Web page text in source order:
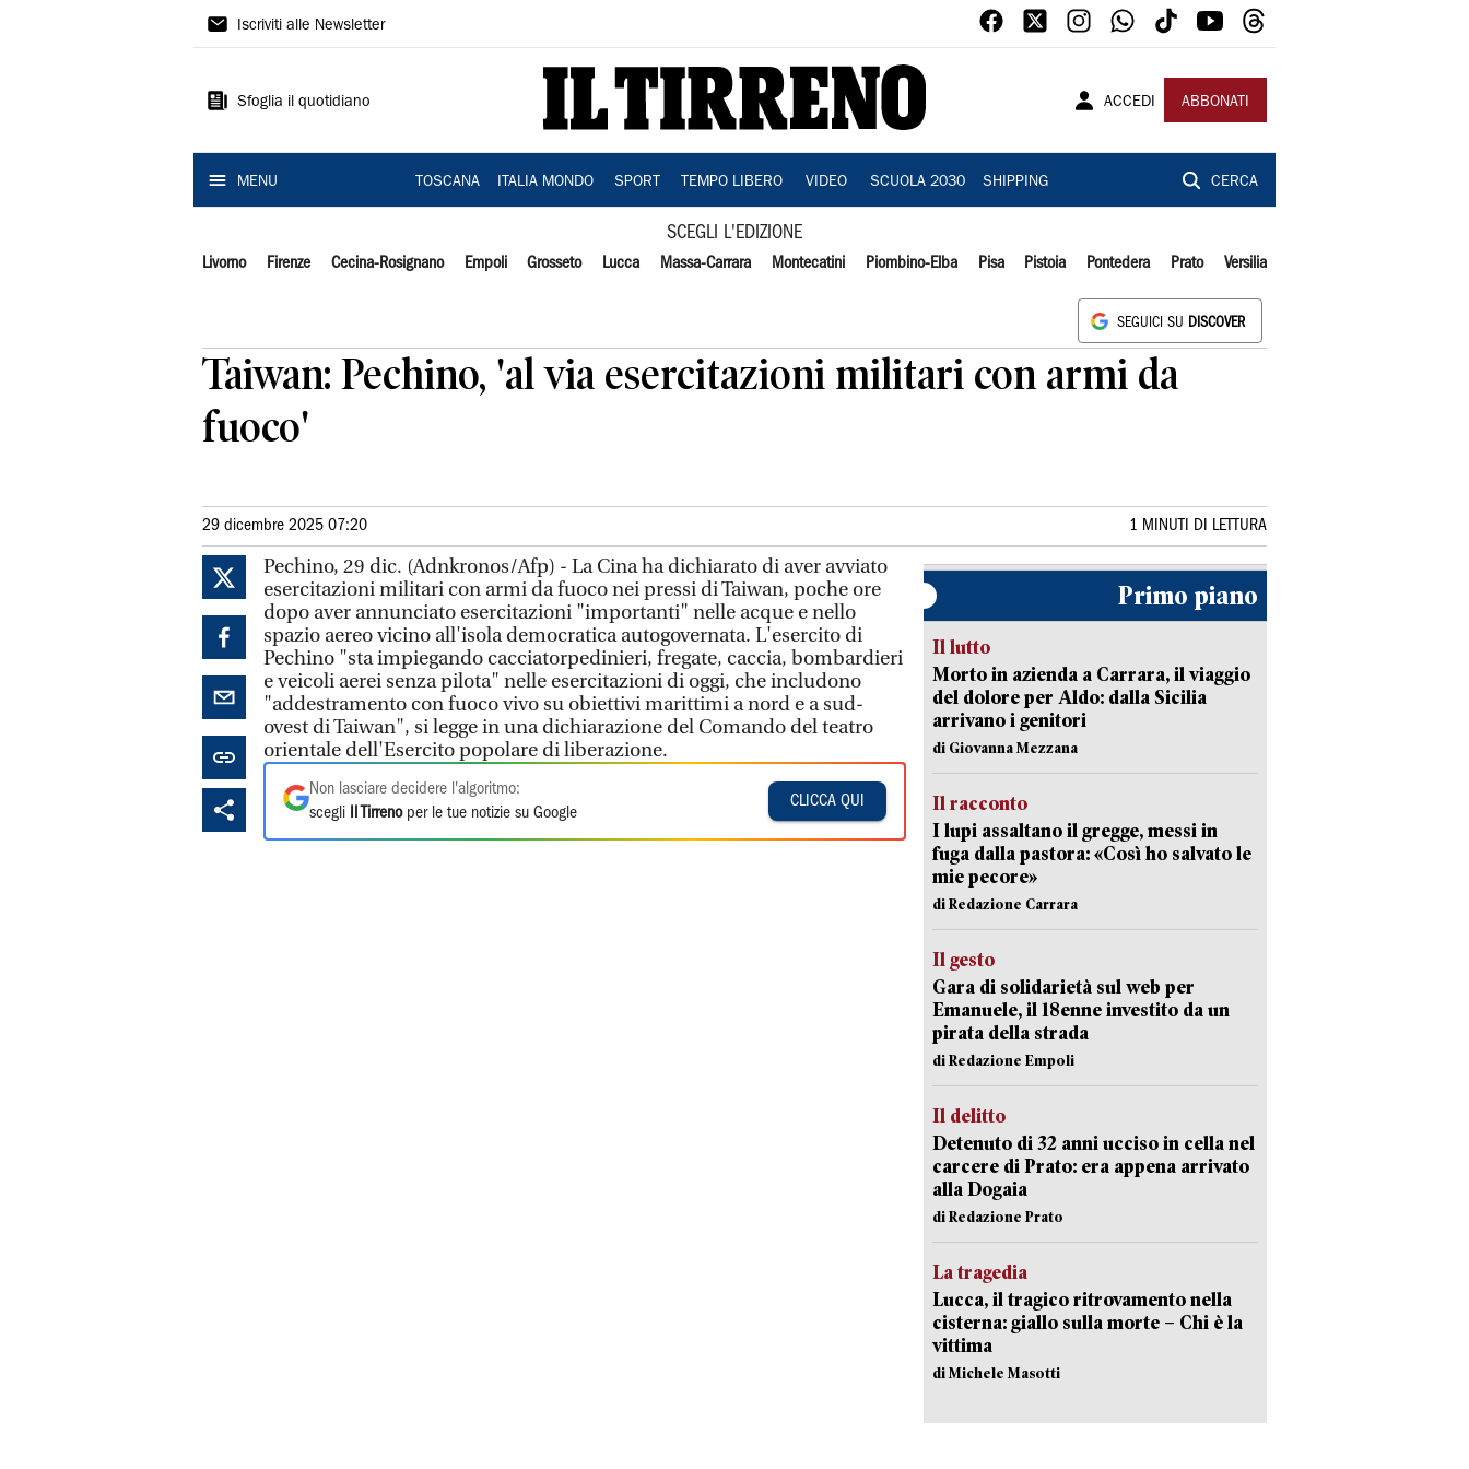
Il
Iscriviti alle Newsletter
Sfoglia il quotidiano ACCEDI ABBONATI
MENU TOSCANA ITALIA MONDO SPORT TEMPO LIBERO VIDEO SCUOLA 2030 SHIPPING CERCA
SCEGLI L'EDIZIONE
Livorno Firenze Cecina-Rosignano Empoli Grosseto Lucca Massa-Carrara Montecatini Piombino-Elba Pisa Pistoia Pontedera Prato Versilia
SEGUICI SU DISCOVER
Taiwan: Pechino, 'al via esercitazioni militari con armi da
fuoco'
29 dicembre 2025 07:20 1 MINUTI DI LETTURA
Pechino, 29 dic. (Adnkronos/Afp) - La Cina ha dichiarato di aver avviato
esercitazioni militari con armi da fuoco nei pressi di Taiwan, poche ore
dopo aver annunciato esercitazioni "importanti" nelle acque e nello
spazio aereo vicino all'isola democratica autogovernata. L'esercito di
Pechino "sta impiegando cacciatorpedinieri, fregate, caccia, bombardieri
e veicoli aerei senza pilota" nelle esercitazioni di oggi, che includono
"addestramento con fuoco vivo su obiettivi marittimi a nord e a sud-
ovest di Taiwan", si legge in una dichiarazione del Comando del teatro
orientale dell'Esercito popolare di liberazione.
Non lasciare decidere l'algoritmo:
scegli
Il Tirrenoper le tue notizie su Google
CLICCA QUI
Primo piano
Il lutto
Morto in azienda a Carrara, il viaggio
del dolore per Aldo: dalla Sicilia
arrivano i genitori
di Giovanna Mezzana
Il racconto
I lupi assaltano il gregge, messi in
fuga dalla pastora: «Così ho salvato le
mie pecore»
di Redazione Carrara
Il gesto
Gara di solidarietà sul web per
Emanuele, il 18enne investito da un
pirata della strada
di Redazione Empoli
Il delitto
Detenuto di 32 anni ucciso in cella nel
carcere di Prato: era appena arrivato
alla Dogaia
di Redazione Prato
La tragedia
Lucca, il tragico ritrovamento nella
cisterna: giallo sulla morte – Chi è la
vittima
di Michele Masotti